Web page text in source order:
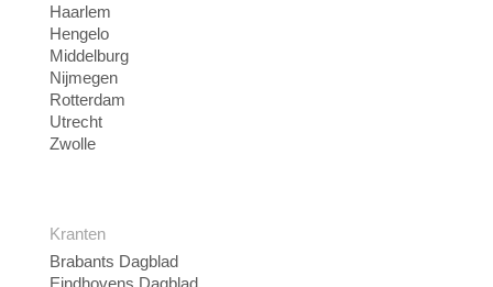
Haarlem
Hengelo
Middelburg
Nijmegen
Rotterdam
Utrecht
Zwolle
Kranten
Brabants Dagblad
Eindhovens Dagblad